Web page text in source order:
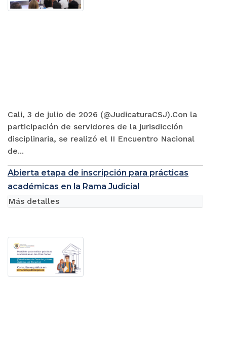
Cali, 3 de julio de 2026 (@JudicaturaCSJ).Con la
participación de servidores de la jurisdicción
disciplinaria, se realizó el II Encuentro Nacional
de...
Abierta etapa de inscripción para prácticas
académicas en la Rama Judicial
Más detalles